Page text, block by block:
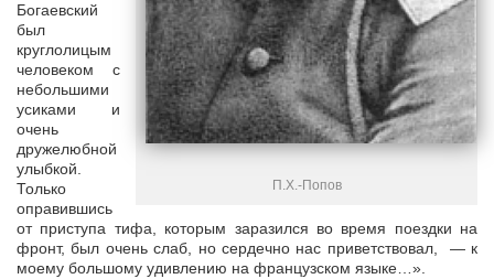
П.Х.-Попов
Богаевский
был
круглолицым
человеком с
небольшими
усиками и
очень
дружелюбной
улыбкой.
Только
оправившись
от приступа тифа, которым заразился во время поездки на
фронт, был очень слаб, но сердечно нас приветствовал, — к
моему большому удивлению на французском языке…».